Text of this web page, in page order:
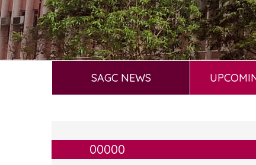
SAGC NEWS
00000